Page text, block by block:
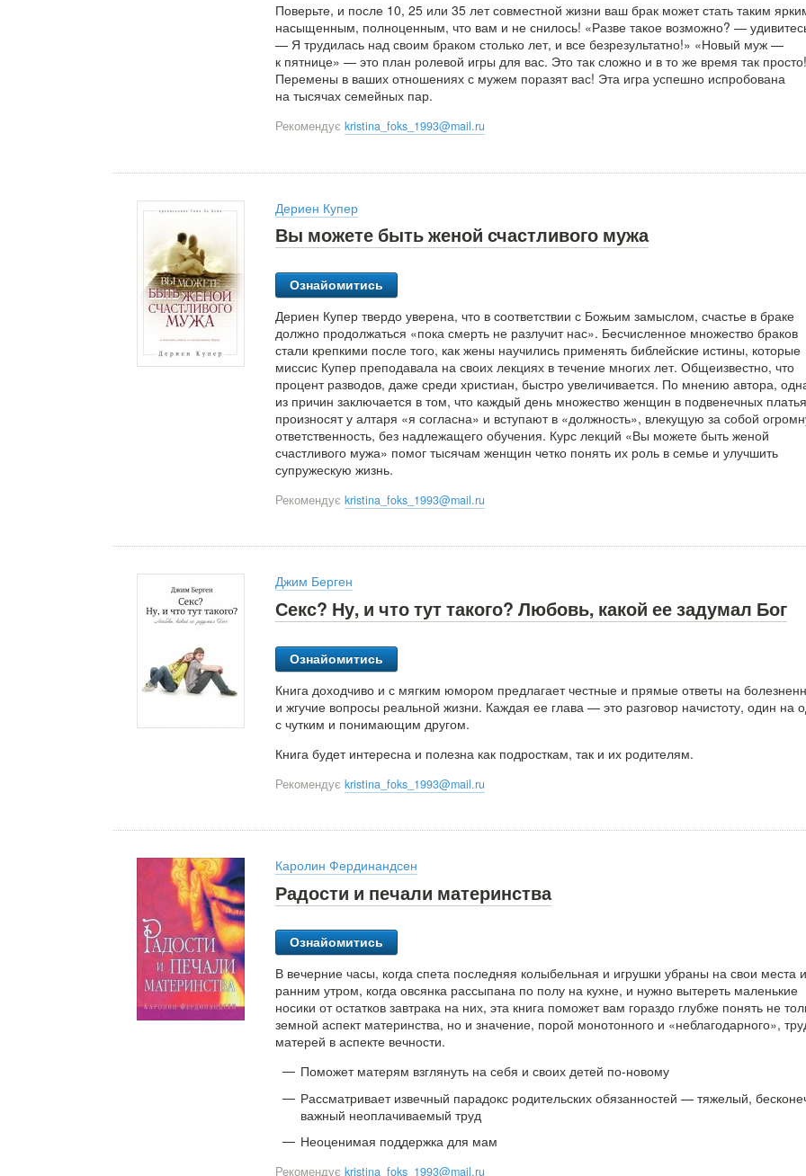
Поверьте, и после 10, 25 или 35 лет совместной жизни ваш брак может стать таким
насыщенным, полноценным, что вам и не снилось! «Разве такое возможно? —
— Я трудилась над своим браком столько лет, и все безрезультатно!» «Новый муж —
к пятнице» — это план ролевой игры для вас. Это так сложно и в то же время так просто!
Перемены в ваших отношениях с мужем поразят вас! Эта игра успешно испробована
на тысячах семейных пар.
Рекомендує kristina_foks_1993@mail.ru
Дериен Купер
Вы можете быть женой счастливого мужа
Ознайомитись
Дериен Купер твердо уверена, что в соответствии с Божьим замыслом, счастье в браке
должно продолжаться «пока смерть не разлучит нас». Бесчисленное множество браков
стали крепкими после того, как жены научились применять библейские истины, которые
миссис Купер преподавала на своих лекциях в течение многих лет. Общеизвестно, что
процент разводов, даже среди христиан, быстро увеличивается. По мнению автора,
из причин заключается в том, что каждый день множество женщин в подвенечных
произносят у алтаря «я согласна» и вступают в «должность», влекущую за собой
ответственность, без надлежащего обучения. Курс лекций «Вы можете быть женой
счастливого мужа» помог тысячам женщин четко понять их роль в семье и улучшить
супружескую жизнь.
Рекомендує kristina_foks_1993@mail.ru
Джим Берген
Секс? Ну, и что тут такого? Любовь, какой ее задумал Бог
Ознайомитись
Книга доходчиво и с мягким юмором предлагает честные и прямые ответы на
и жгучие вопросы реальной жизни. Каждая ее глава — это разговор начистоту, один на
с чутким и понимающим другом.
Книга будет интересна и полезна как подросткам, так и их родителям.
Рекомендує kristina_foks_1993@mail.ru
Каролин Фердинандсен
Радости и печали материнства
Ознайомитись
В вечерние часы, когда спета последняя колыбельная и игрушки убраны на свои места
ранним утром, когда овсянка рассыпана по полу на кухне, и нужно вытереть маленькие
носики от остатков завтрака на них, эта книга поможет вам гораздо глубже понять не
земной аспект материнства, но и значение, порой монотонного и «неблагодарного»,
матерей в аспекте вечности.
Поможет матерям взглянуть на себя и своих детей по-новому
Рассматривает извечный парадокс родительских обязанностей — тяжелый,
важный неоплачиваемый труд
Неоценимая поддержка для мам
Рекомендує kristina_foks_1993@mail.ru